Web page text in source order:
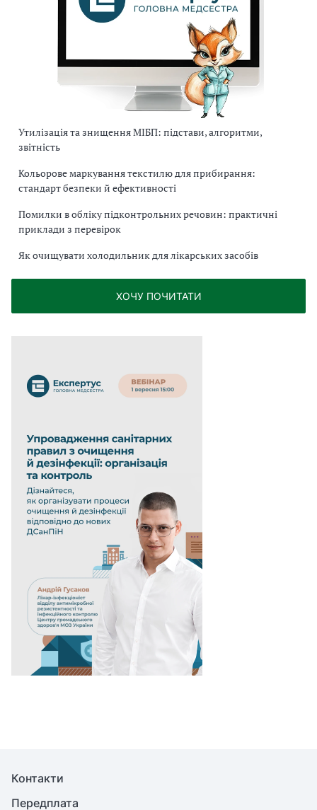
Утилізація та знищення МІБП: підстави, алгоритми,
звітність
Кольорове маркування текстилю для прибирання:
стандарт безпеки й ефективності
Помилки в обліку підконтрольних речовин: практичні
приклади з перевірок
Як очищувати холодильник для лікарських засобів
ХОЧУ ПОЧИТАТИ
Контакти
Передплата